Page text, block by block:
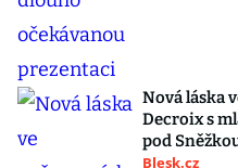
Nová láska
Decroix s
pod
Blesk.cz